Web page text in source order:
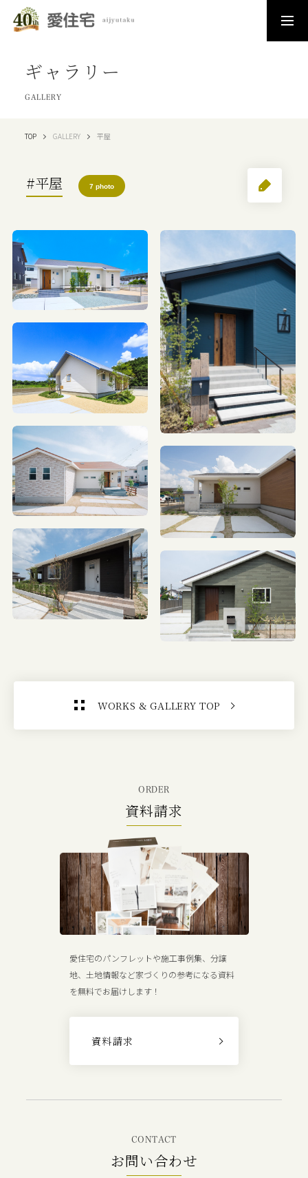
ギャラリー
GALLERY
TOP GALLERY 平屋
#平屋 7 photo
WORKS & GALLERY TOP
ORDER
資料請求
愛住宅のパンフレットや施工事例集、分譲
地、土地情報など家づくりの参考になる資料
を無料でお届けします！
資料請求
CONTACT
お問い合わせ